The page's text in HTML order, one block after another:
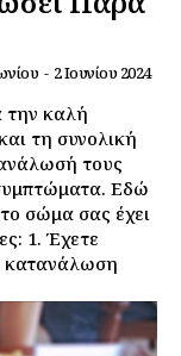
- 2 Ιουνίου 2024
την καλή
τη συνολική
τους
Εδώ
σώμα σας έχει
1. Έχετε
κατανάλωση